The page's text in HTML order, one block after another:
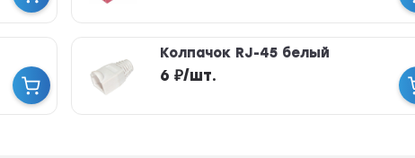
Колпачок RJ-45 белый
6 ₽/шт.